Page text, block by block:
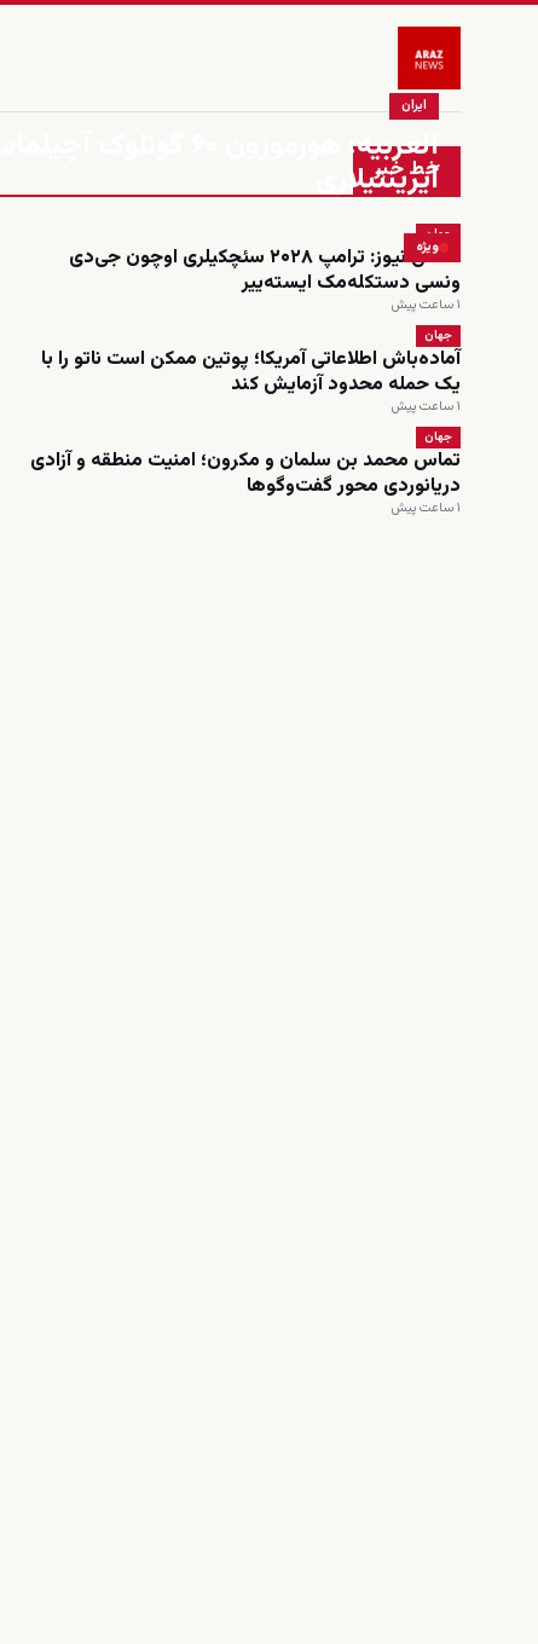
خط خبر
ویژه
ایران
آیرینتیلاری
جهان
فاکس نیوز: ترامپ ۲۰۲۸ سئچکیلری اوچون جی‌دی
ونسی دستکله‌مک ایسته‌ییر
۱ ساعت پیش
جهان
آماده‌باش اطلاعاتی آمریکا؛ پوتین ممکن است ناتو را با
یک حمله محدود آزمایش کند
۱ ساعت پیش
جهان
تماس محمد بن سلمان و مکرون؛ امنیت منطقه و آزادی
دریانوردی محور گفت‌وگوها
۱ ساعت پیش